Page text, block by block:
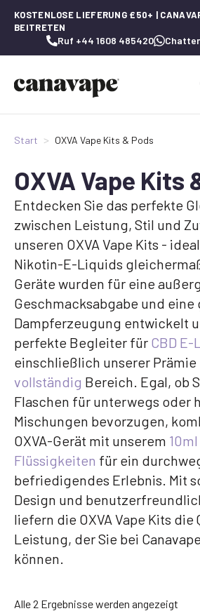
KOSTENLOSE LIEFERUNG £50+ |
BEITRETEN
Ruf +44 1608 485420
Start OXVA Vape Kits & Pods
OXVA Vape Kits
Entdecken Sie das perfekte
zwischen Leistung, Stil und
unseren OXVA Vape Kits -
Nikotin-E-Liquids
Geräte wurden für eine
Geschmacksabgabe und
Dampferzeugung entwickelt
perfekte Begleiter für CBD
einschließlich unserer Prämie
vollständig Bereich. Egal, ob
Flaschen für unterwegs oder
Mischungen bevorzugen,
OXVA-Gerät mit unserem
Flüssigkeiten für ein
befriedigendes Erlebnis. Mit
Design und
liefern die OXVA Vape Kits die
Leistung, der Sie bei
können.
Alle 2 Ergebnisse werden angezeigt